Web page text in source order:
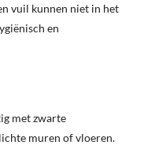
vuil kunnen niet in het
en
met zwarte
muren of vloeren.